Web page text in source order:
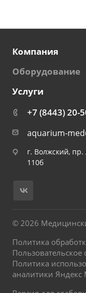
Компания
Оборудование
Услуги
+7 (8443) 20-
aquarium-
г. Волжский,
110б
© 2026
Политика
Пользовательское
Политика
аналитики Яндекс